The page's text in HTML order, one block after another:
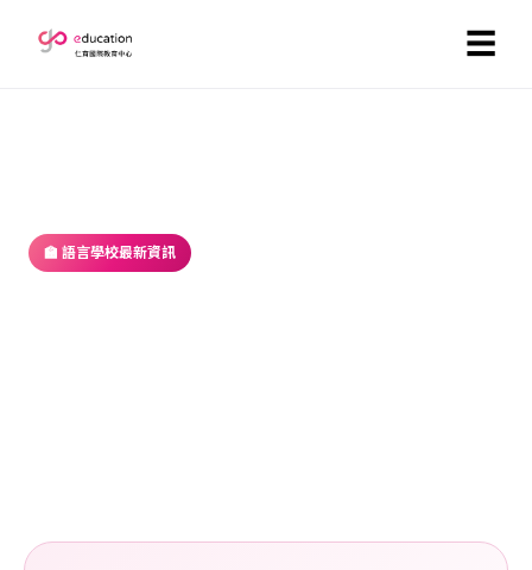
☰
🏫 語言學校最新資訊